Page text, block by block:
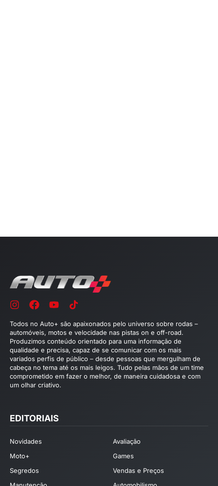
Todos no Auto+ são apaixonados pelo universo sobre rodas –
automóveis, motos e velocidade nas pistas on e off-road.
Produzimos conteúdo orientado para uma informação de
qualidade e precisa, capaz de se comunicar com os mais
variados perfis de público – desde pessoas que mergulham de
cabeça no tema até os mais leigos. Tudo pelas mãos de um time
comprometido em fazer o melhor, de maneira cuidadosa e com
um olhar criativo.
EDITORIAIS
Novidades
Avaliação
Moto+
Games
Segredos
Vendas e Preços